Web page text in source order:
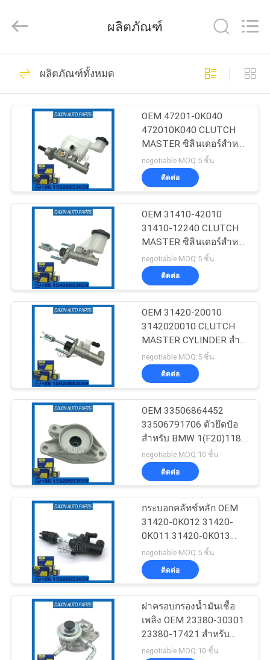
บ้าน
สินค้า
วิดีโอ
เกี่ยว
ทัวร์
โรงงาน
ควบคุม
คุณภาพ
ติดต่อ
ขอ
DAXIN
AUTO
อะไหล่ระบบกัน
สะเทือนอัตโนมัติ
114
อะไหล่ช่วงล่างของ
Land Rover
111
อะไหล่ช่วงล่าง
Mercedes Benz
68
อะไหล่ช่วงล่างของ
BMW
บูชช่วงล่างรถยนต์
81
ผลิตภัณฑ์
ผลิตภัณฑ์ทั้งหมด
OEM 47201-0K040
472010K040 CLUTCH
MASTER ซิลินเดอร์สําห
รับ TOYOTA HILUX VII พิ
กอัพ
negotiable MOQ:5 ชิ้น
ติดต่อ
OEM 31410-42010
31410-12240 CLUTCH
MASTER ซิลินเดอร์สําห
รับ TOYOTA RAV41 ((A1)
2.04WD
negotiable MOQ:5 ชิ้น
ติดต่อ
OEM 31420-20010
3142020010 CLUTCH
MASTER CYLINDER สําห
รับ Toyota CARINA E VI
(_T19_)
negotiable MOQ:5 ชิ้น
ติดต่อ
OEM 33506864452
33506791706 ตัวยึดป๋อ
สำหรับ BMW 1(F20)118i,
MINI
negotiable MOQ:10 ชิ้น
ติดต่อ
กระบอกคลัทช์หลัก OEM
31420-0K012 31420-
0K011 31420-0K013
สำหรับ TOYOTA HILUX
negotiable MOQ:5 ชิ้น
ติดต่อ
ฝาครอบกรองน้ำมันเชื้อ
เพลิง OEM 23380-30301
23380-17421 สำหรับ
TOYOTA PRADO 2009-
negotiable MOQ:10 ชิ้น